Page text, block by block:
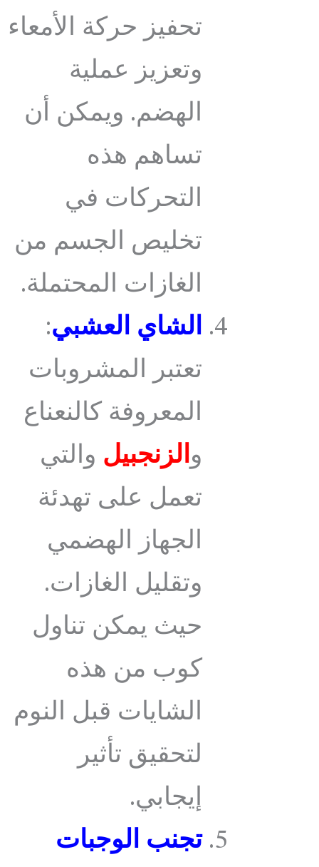
تحفيز حركة الأمعاء
وتعزيز عملية
الهضم. ويمكن أن
تساهم هذه
التحركات في
تخليص الجسم من
الغازات المحتملة.
الشاي العشبي:
تعتبر المشروبات
المعروفة كالنعناع
والزنجبيل والتي
تعمل على تهدئة
الجهاز الهضمي
وتقليل الغازات.
حيث يمكن تناول
كوب من هذه
الشايات قبل النوم
لتحقيق تأثير
إيجابي.
تجنب الوجبات